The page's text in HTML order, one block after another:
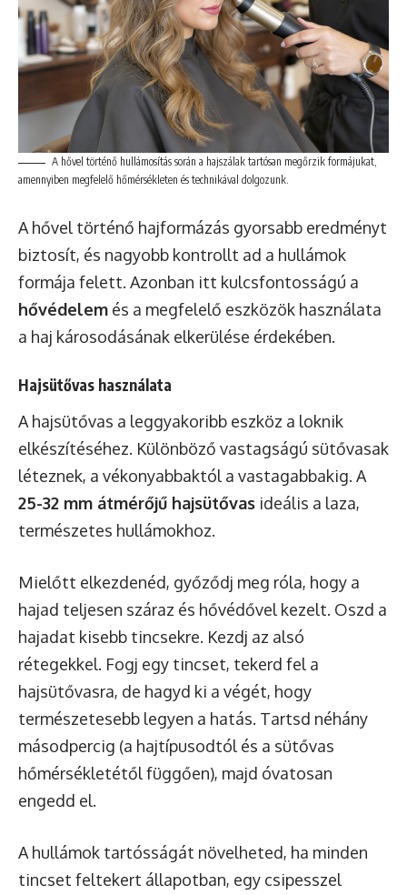
A hővel történő hullámosítás során a hajszálak tartósan megőrzik formájukat,
amennyiben megfelelő hőmérsékleten és technikával dolgozunk.
A hővel történő hajformázás gyorsabb eredményt
biztosít, és nagyobb kontrollt ad a hullámok
formája felett. Azonban itt kulcsfontosságú a
hővédelem és a megfelelő eszközök használata
a haj károsodásának elkerülése érdekében.
Hajsütővas használata
A hajsütővas a leggyakoribb eszköz a loknik
elkészítéséhez. Különböző vastagságú sütővasak
léteznek, a vékonyabbaktól a vastagabbakig. A
25-32 mm átmérőjű hajsütővas ideális a laza,
természetes hullámokhoz.
Mielőtt elkezdenéd, győződj meg róla, hogy a
hajad teljesen száraz és hővédővel kezelt. Oszd a
hajadat kisebb tincsekre. Kezdj az alsó
rétegekkel. Fogj egy tincset, tekerd fel a
hajsütővasra, de hagyd ki a végét, hogy
természetesebb legyen a hatás. Tartsd néhány
másodpercig (a hajtípusodtól és a sütővas
hőmérsékletétől függően), majd óvatosan
engedd el.
A hullámok tartósságát növelheted, ha minden
tincset feltekert állapotban, egy csipesszel